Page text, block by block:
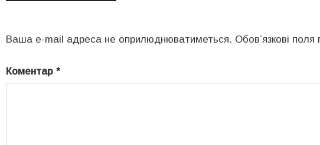
Ваша e-mail адреса не оприлюднюватиметься. Обов’язкові поля
Коментар *